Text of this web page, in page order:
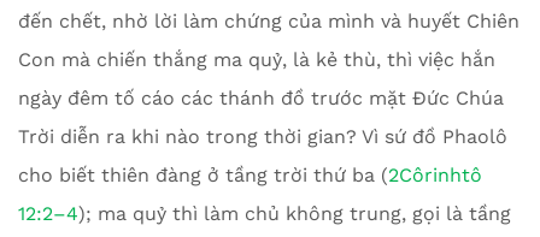
đến chết, nhờ lời làm chứng của mình và huyết Chiên
Con mà chiến thắng ma quỷ, là kẻ thù, thì việc hắn
ngày đêm tố cáo các thánh đồ trước mặt Đức Chúa
Trời diễn ra khi nào trong thời gian? Vì sứ đồ Phaolô
cho biết thiên đàng ở tầng trời thứ ba (2Côrinhtô
12:2–4); ma quỷ thì làm chủ không trung, gọi là tầng